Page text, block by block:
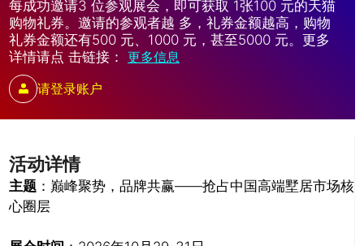
活动详情
主题 ：巅峰聚势，品牌共赢——抢占中国高端墅居市场核
心圈层
每成功邀请3 位参观展会，即可获取 1张100 元的天猫
购物礼券。邀请的参观者越 多，礼券金额越高，购物
礼券金额还有500 元、1000 元，甚至5000 元。更多
详情请点 击链接： 更多信息
请登录账户